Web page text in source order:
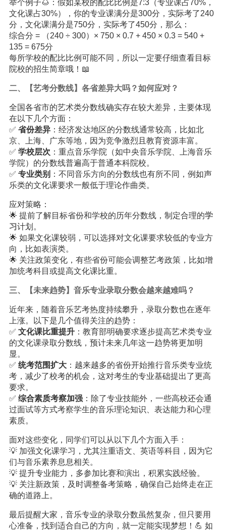
举个例子🌰：假如某校的配比比例是7:3（专业课占70%，
文化课占30%），你的专业课满分是300分，实际考了240
分，文化课满分是750分，实际考了450分，那么：
综合分 = （240 ÷ 300）× 750 × 0.7 + 450 × 0.3 = 540 +
135 = 675分
每所学校的配比比例可能不同，所以一定要仔细查看目标
院校的招生简章哦！📖
二、【艺考分数线】各省差异大吗？如何应对？
全国各省市的艺术类分数线确实存在较大差异，主要体现
在以下几个方面：
✅ 省份差异：经济发达地区的分数线通常较高，比如北
京、上海、广东等地，因为竞争激烈且教育资源丰富。
✅ 学校层次 ：重点音乐学院（如中央音乐学院、上海音乐
学院）的分数线普遍高于普通本科院校。
✅ 专业类别 ：不同音乐方向的分数线也有所不同，例如声
乐类的文化课要求一般低于理论作曲类。
应对策略：
🌟 提前了解目标省份和学校的历年分数线，制定合理的学
习计划。
🌟 如果文化课较弱，可以选择对文化课要求较低的专业方
向，比如表演类。
🌟 关注政策变化，有些省份可能会调整艺考政策，比如增
加统考科目或提高文化课比重。
三、【未来趋势】音乐专业录取分数会越来越难吗？
近年来，随着音乐艺考热度持续攀升，录取分数也在逐年
上涨。以下是几个值得关注的趋势：
✅ 文化课比重提升：教育部明确要求逐步提高艺术类专业
的文化课录取分数线，预计未来几年这一趋势将更加明
显。
✅ 统考范围扩大：越来越多的省份开始推行音乐类专业统
考，减少了校考的机会，这对考生的专业基础提出了更高
要求。
✅ 综合素质考察加强：除了专业技能外，一些高校还会通
过面试等方式考察学生的音乐理论知识、表达能力和心理
素质。
面对这些变化，同学们可以从以下几个方面入手：
💡 加强文化课学习，尤其注重语文、英语等科目，因为它
们与音乐素养息息相关。
💡 提升专业能力，多参加比赛和演出，积累实践经验。
💡 关注新政策，及时调整备考策略，确保自己始终走在正
确的道路上。
最后提醒大家，音乐专业的录取分数虽然复杂，但只要用
心准备，找到适合自己的方向，就一定能实现梦想！💪 如